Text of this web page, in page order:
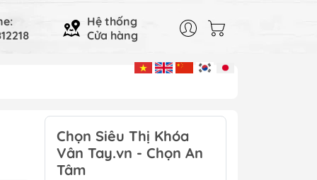
Hệ thống
Cửa hàng
Chọn Siêu Thị Khóa
Vân Tay.vn - Chọn An
Tâm